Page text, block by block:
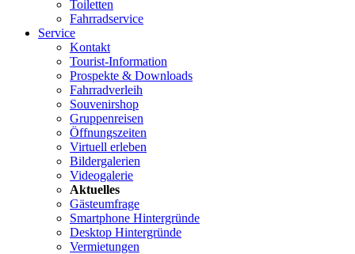
Toiletten
Fahrradservice
Service
Kontakt
Tourist-Information
Prospekte & Downloads
Fahrradverleih
Souvenirshop
Gruppenreisen
Öffnungszeiten
Virtuell erleben
Bildergalerien
Videogalerie
Aktuelles
Gästeumfrage
Smartphone Hintergründe
Desktop Hintergründe
Vermietungen